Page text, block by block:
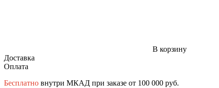
В корзину
Доставка
Оплата
Бесплатно внутри МКАД при заказе от 100 000 руб.